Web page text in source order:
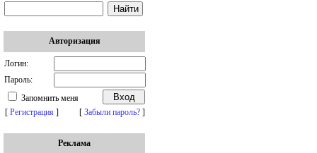
Авторизация
Логин:
Пароль:
Запомнить меня
[ Регистрация ] [ Забыли пароль? ]
Реклама